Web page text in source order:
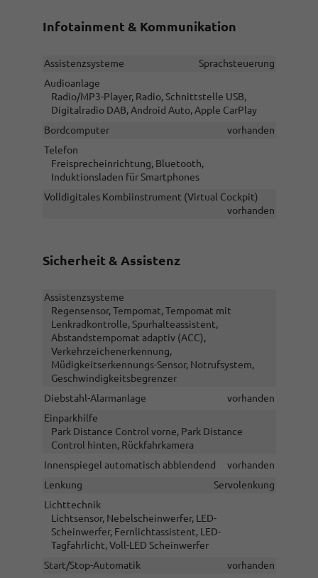
Infotainment & Kommunikation
Assistenzsysteme
Sprachsteuerung
Audioanlage
Radio/MP3-Player, Radio, Schnittstelle USB,
Digitalradio DAB, Android Auto, Apple CarPlay
Bordcomputer
vorhanden
Telefon
Freisprecheinrichtung, Bluetooth,
Induktionsladen für Smartphones
Volldigitales Kombiinstrument (Virtual Cockpit)
vorhanden
Sicherheit & Assistenz
Assistenzsysteme
Regensensor, Tempomat, Tempomat mit
Lenkradkontrolle, Spurhalteassistent,
Abstandstempomat adaptiv (ACC),
Verkehrzeichenerkennung,
Müdigkeitserkennungs-Sensor, Notrufsystem,
Geschwindigkeitsbegrenzer
Diebstahl-Alarmanlage
vorhanden
Einparkhilfe
Park Distance Control vorne, Park Distance
Control hinten, Rückfahrkamera
Innenspiegel automatisch abblendend
vorhanden
Lenkung
Servolenkung
Lichttechnik
Lichtsensor, Nebelscheinwerfer, LED-
Scheinwerfer, Fernlichtassistent, LED-
Tagfahrlicht, Voll-LED Scheinwerfer
Start/Stop-Automatik
vorhanden